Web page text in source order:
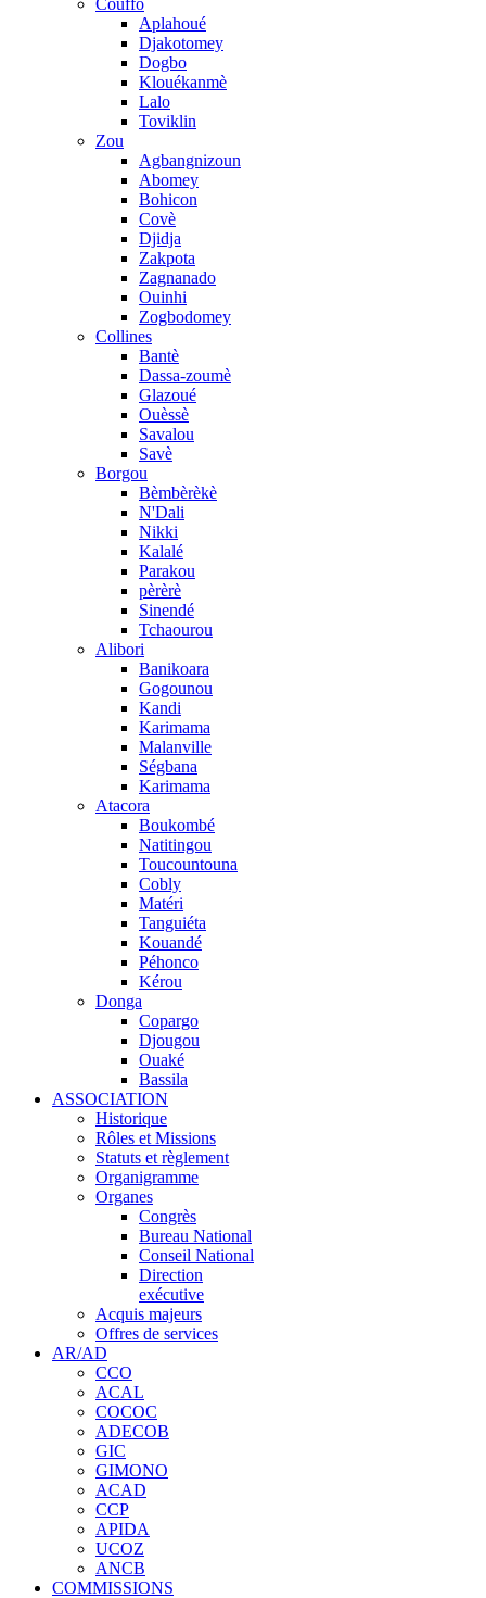
Couffo
Aplahoué
Djakotomey
Dogbo
Klouékanmè
Lalo
Toviklin
Zou
Agbangnizoun
Abomey
Bohicon
Covè
Djidja
Zakpota
Zagnanado
Ouinhi
Zogbodomey
Collines
Bantè
Dassa-zoumè
Glazoué
Ouèssè
Savalou
Savè
Borgou
Bèmbèrèkè
N'Dali
Nikki
Kalalé
Parakou
pèrèrè
Sinendé
Tchaourou
Alibori
Banikoara
Gogounou
Kandi
Karimama
Malanville
Ségbana
Karimama
Atacora
Boukombé
Natitingou
Toucountouna
Cobly
Matéri
Tanguiéta
Kouandé
Péhonco
Kérou
Donga
Copargo
Djougou
Ouaké
Bassila
ASSOCIATION
Historique
Rôles et Missions
Statuts et règlement
Organigramme
Organes
Congrès
Bureau National
Conseil National
Direction
exécutive
Acquis majeurs
Offres de services
AR/AD
CCO
ACAL
COCOC
ADECOB
GIC
GIMONO
ACAD
CCP
APIDA
UCOZ
ANCB
COMMISSIONS